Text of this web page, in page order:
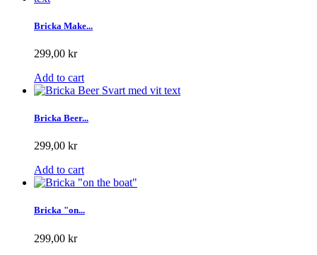
Bricka Make...
299,00 kr
Add to cart
Bricka Beer...
299,00 kr
Add to cart
Bricka "on...
299,00 kr